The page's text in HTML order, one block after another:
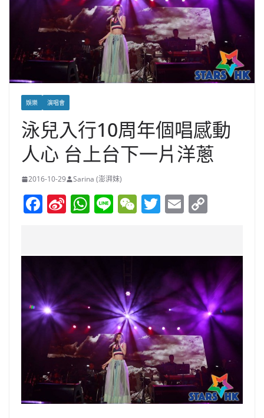
娛樂 演唱會
泳兒入行10周年個唱感動
人心 台上台下一片洋蔥
2016-10-29 Sarina (澎湃妹)
F
e
b
o
o
k
Si
W
b
o
W
s
A
p
p
Li W
h
at
T
er
E
l y
Li
n
k